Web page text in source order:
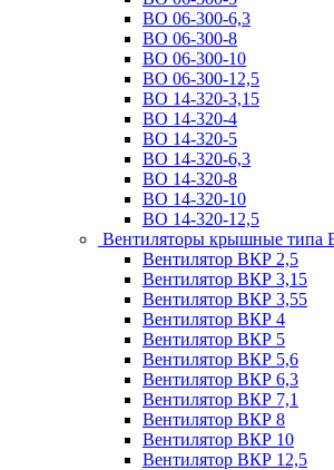
ВО 06-300-6,3
ВО 06-300-8
ВО 06-300-10
ВО 06-300-12,5
ВО 14-320-3,15
ВО 14-320-4
ВО 14-320-5
ВО 14-320-6,3
ВО 14-320-8
ВО 14-320-10
ВО 14-320-12,5
Вентиляторы крышные типа
Вентилятор ВКР 2,5
Вентилятор ВКР 3,15
Вентилятор ВКР 3,55
Вентилятор ВКР 4
Вентилятор ВКР 5
Вентилятор ВКР 5,6
Вентилятор ВКР 6,3
Вентилятор ВКР 7,1
Вентилятор ВКР 8
Вентилятор ВКР 10
Вентилятор ВКР 12,5